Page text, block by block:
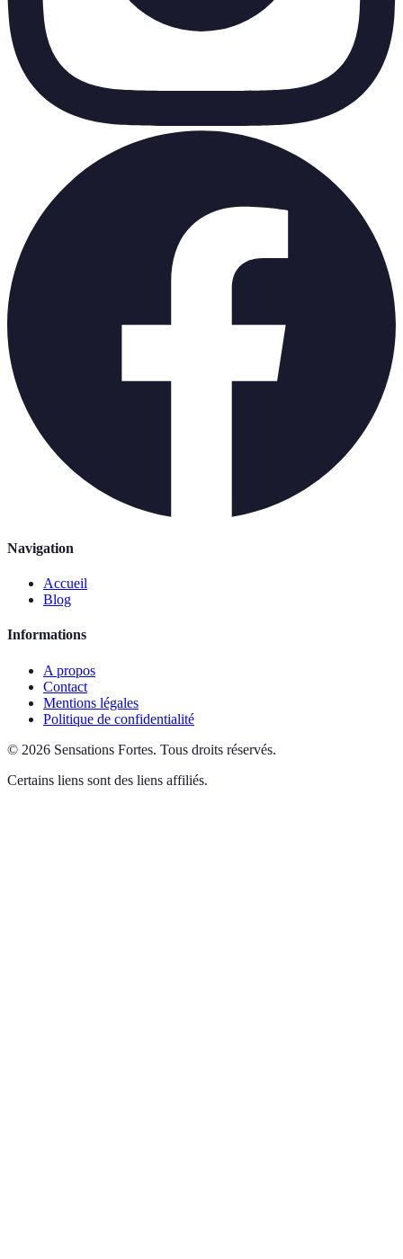
Navigation
Accueil
Blog
Informations
A propos
Contact
Mentions légales
Politique de confidentialité
© 2026 Sensations Fortes. Tous droits réservés.
Certains liens sont des liens affiliés.